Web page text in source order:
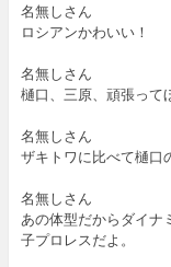
名無しさん
ロシアンかわいい！
名無しさん
樋口、三原、頑張って
名無しさん
ザキトワに比べて樋口
名無しさん
あの体型だからダイナ
子プロレスだよ。